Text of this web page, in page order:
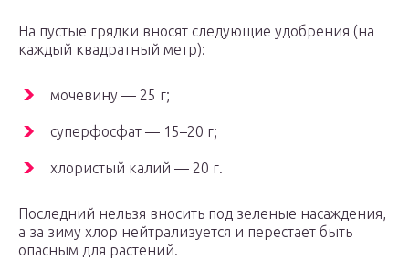
На пустые грядки вносят следующие удобрения (на
каждый квадратный метр):
мочевину — 25 г;
суперфосфат — 15–20 г;
хлористый калий — 20 г.
Последний нельзя вносить под зеленые насаждения,
а за зиму хлор нейтрализуется и перестает быть
опасным для растений.